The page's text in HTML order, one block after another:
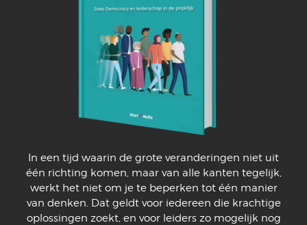
In een tijd waarin de grote veranderingen niet uit
één richting komen, maar van alle kanten tegelijk,
werkt het niet om je te beperken tot één manier
van denken. Dat geldt voor iedereen die krachtige
oplossingen zoekt, en voor leiders zo mogelijk nog